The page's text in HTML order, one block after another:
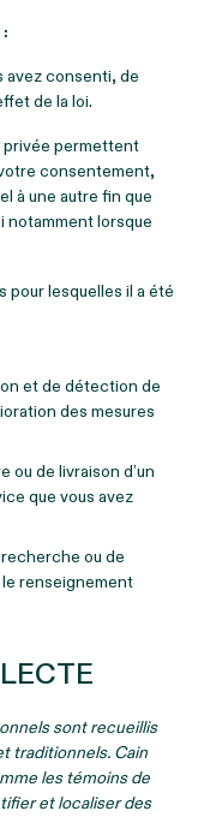
avez consenti, de
de la loi.
privée permettent
consentement,
à une autre fin que
notamment lorsque
pour lesquelles il a été
et de détection de
des mesures
ou de livraison d’un
que vous avez
ou de
renseignement
sont recueillis
traditionnels. Cain
les témoins de
et localiser des